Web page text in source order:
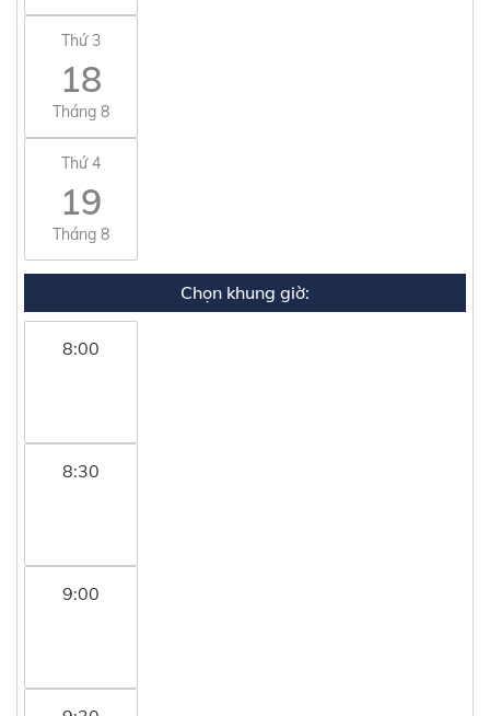
Thứ 3
18
Tháng 8
Thứ 4
19
Tháng 8
Chọn khung giờ:
8:00
8:30
9:00